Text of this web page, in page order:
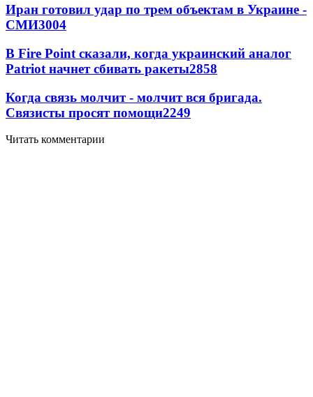
Иран готовил удар по трем объектам в Украине -
СМИ3004
В Fire Point сказали, когда украинский аналог
Patriot начнет сбивать ракеты2858
Когда связь молчит - молчит вся бригада.
Связисты просят помощи2249
Читать комментарии